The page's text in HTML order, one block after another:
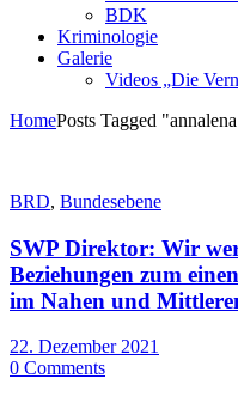
BDK
Kriminologie
Galerie
Videos „Die
HomePosts Tagged
BRD, Bundesebene
SWP Direktor: Wir
Beziehungen zum
im Nahen und
22. Dezember 2021
0 Comments